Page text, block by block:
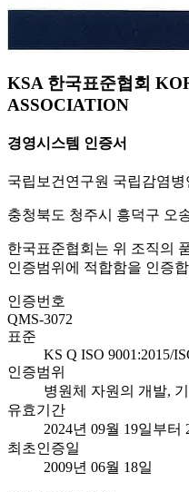
KSA 한국표준협회
ASSOCIATION
경영시스템 인증서
국립보건연구원 국립감염
충청북도 청주시 흥덕구 오
한국표준협회는 위 조직의
인증범위에 적합함을 인증
인증번호
QMS-3072
표준
KS Q ISO 9001:2015/
인증범위
병원체 자원의 개발,
유효기간
2024년 09월 19일부터
최초인증일
2009년 06월 18일